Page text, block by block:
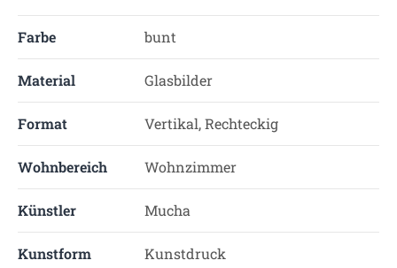
Farbe bunt
Material Glasbilder
Format Vertikal, Rechteckig
Wohnbereich Wohnzimmer
Künstler Mucha
Kunstform Kunstdruck